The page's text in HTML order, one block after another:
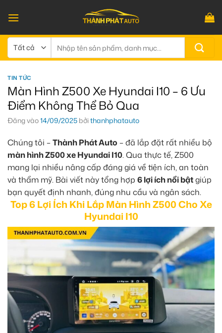
qua
dung
kiếm:
TIN TỨC
Màn Hình Z500 Xe Hyundai I10 – 6 Ưu
Điểm Không Thể Bỏ Qua
Đăng vào14/09/2025 bởithanhphatauto
Chúng tôi –Thành Phát Auto – đã lắp đặt rất nhiều bộ
màn hình Z500 xe Hyundai I10. Qua thực tế, Z500
mang lại nhiều nâng cấp đáng giá về tiện ích, an toàn
và thẩm mỹ. Bài viết này tổng hợp 6 lợi ích nổi bậtgiúp
bạn quyết định nhanh, đúng nhu cầu và ngân sách.
Top 6 Lợi Ích Khi Lắp Màn Hình Z500 Cho Xe
Hyundai I10